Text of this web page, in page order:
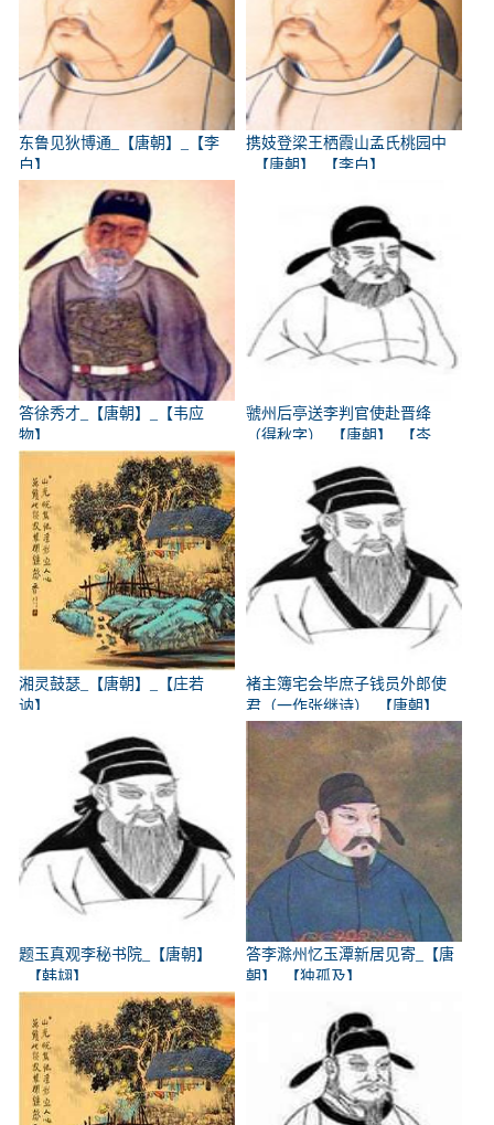
东鲁见狄博通_【唐朝】_【李
白】
携妓登梁王栖霞山孟氏桃园中
_【唐朝】_【李白】
答徐秀才_【唐朝】_【韦应
物】
虢州后亭送李判官使赴晋绛
（得秋字）_【唐朝】_【岑
湘灵鼓瑟_【唐朝】_【庄若
讷】
褚主簿宅会毕庶子钱员外郎使
君（一作张继诗）_【唐朝】
_【韩翃】
题玉真观李秘书院_【唐朝】
_【韩翃】
答李滁州忆玉潭新居见寄_【唐
朝】_【独孤及】